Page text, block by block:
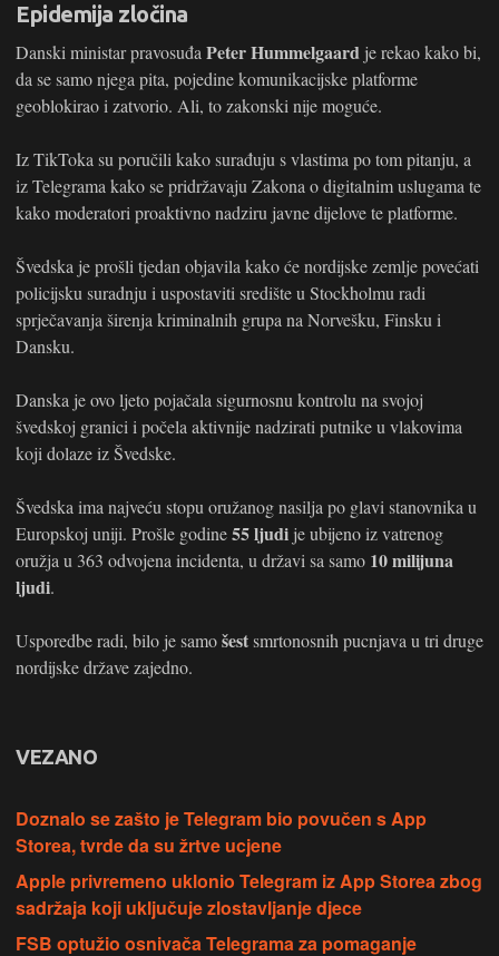
Epidemija zločina
Danski ministar pravosuđa Peter Hummelgaard je rekao kako bi,
da se samo njega pita, pojedine komunikacijske platforme
geoblokirao i zatvorio. Ali, to zakonski nije moguće.
Iz TikToka su poručili kako surađuju s vlastima po tom pitanju, a
iz Telegrama kako se pridržavaju Zakona o digitalnim uslugama te
kako moderatori proaktivno nadziru javne dijelove te platforme.
Švedska je prošli tjedan objavila kako će nordijske zemlje povećati
policijsku suradnju i uspostaviti središte u Stockholmu radi
sprječavanja širenja kriminalnih grupa na Norvešku, Finsku i
Dansku.
Danska je ovo ljeto pojačala sigurnosnu kontrolu na svojoj
švedskoj granici i počela aktivnije nadzirati putnike u vlakovima
koji dolaze iz Švedske.
Švedska ima najveću stopu oružanog nasilja po glavi stanovnika u
Europskoj uniji. Prošle godine55 ljudi je ubijeno iz vatrenog
oružja u 363 odvojena incidenta, u državi sa samo 10 milijuna
ljudi.
Usporedbe radi, bilo je samošestsmrtonosnih pucnjava u tri druge
nordijske države zajedno.
VEZANO
Doznalo se zašto je Telegram bio povučen s App
Storea, tvrde da su žrtve ucjene
Apple privremeno uklonio Telegram iz App Storea zbog
sadržaja koji uključuje zlostavljanje djece
FSB optužio osnivača Telegrama za pomaganje